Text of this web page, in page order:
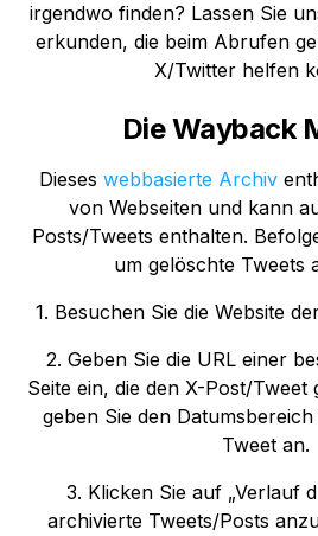
irgendwo finden? Lassen Sie
erkunden, die beim Abrufen
X/Twitter helfen
Die Wayback
Dieses webbasierte Archiv
von Webseiten und kann
Posts/Tweets enthalten.
um gelöschte Tweets
1. Besuchen Sie die Website
2. Geben Sie die URL einer
Seite ein, die den X-Post/
geben Sie den
Tweet an.
3. Klicken Sie auf „Verlauf
archivierte Tweets/Posts